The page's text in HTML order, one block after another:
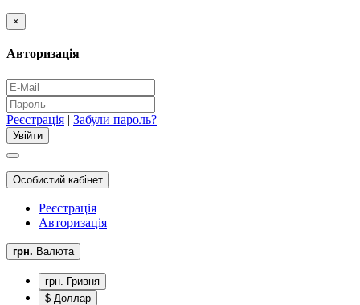
×
Авторизація
Реєстрація | Забули пароль?
Особистий кабінет
Реєстрація
Авторизація
грн. Валюта
грн. Гривня
$ Доллар